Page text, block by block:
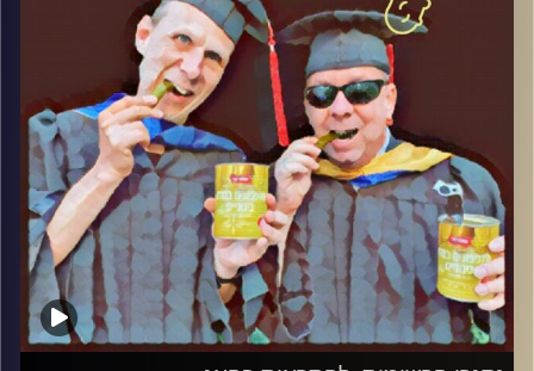
והפעם:הסחות דעת בדרך לקלפי: בן גביר לכלה
קרדיט תמונות:AudioVersity